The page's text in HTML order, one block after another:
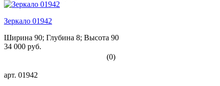
Зеркало 01942
Ширина 90; Глубина 8; Высота 90
34 000 руб.
(0)
арт. 01942